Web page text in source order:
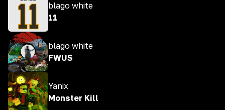
blago white
11
blago white
FWUS
Yanix
Monster Kill